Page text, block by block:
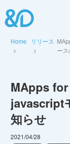
Home リリース
ー
MApps
javascript
知らせ
2021/04/28